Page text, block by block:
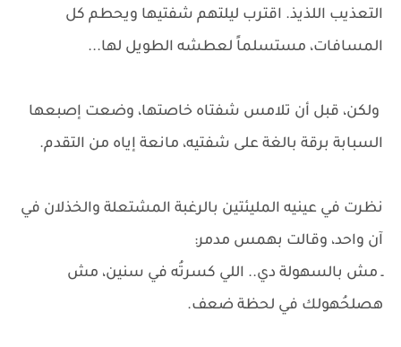
التعذيب اللذيذ. اقترب ليلتهم شفتيها ويحطم كل
المسافات، مستسلماً لعطشه الطويل لها...
ولكن، قبل أن تلامس شفتاه خاصتها، وضعت إصبعها
السبابة برقة بالغة على شفتيه، مانعة إياه من التقدم.
نظرت في عينيه المليئتين بالرغبة المشتعلة والخذلان في
آن واحد، وقالت بهمس مدمر:
ـ مش بالسهولة دي.. اللي كسرتُه في سنين، مش
هصلحُهولك في لحظة ضعف.